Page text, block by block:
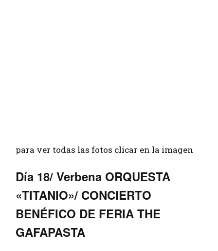
para ver todas las fotos clicar en la imagen
Día 18/ Verbena ORQUESTA
«TITANIO»/ CONCIERTO
BENÉFICO DE FERIA THE
GAFAPASTA